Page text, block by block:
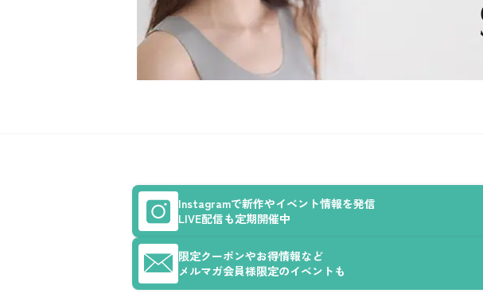
Instagramで新作やイベント情報を発信
LIVE配信も定期開催中
限定クーポンやお得情報など
メルマガ会員様限定のイベントも